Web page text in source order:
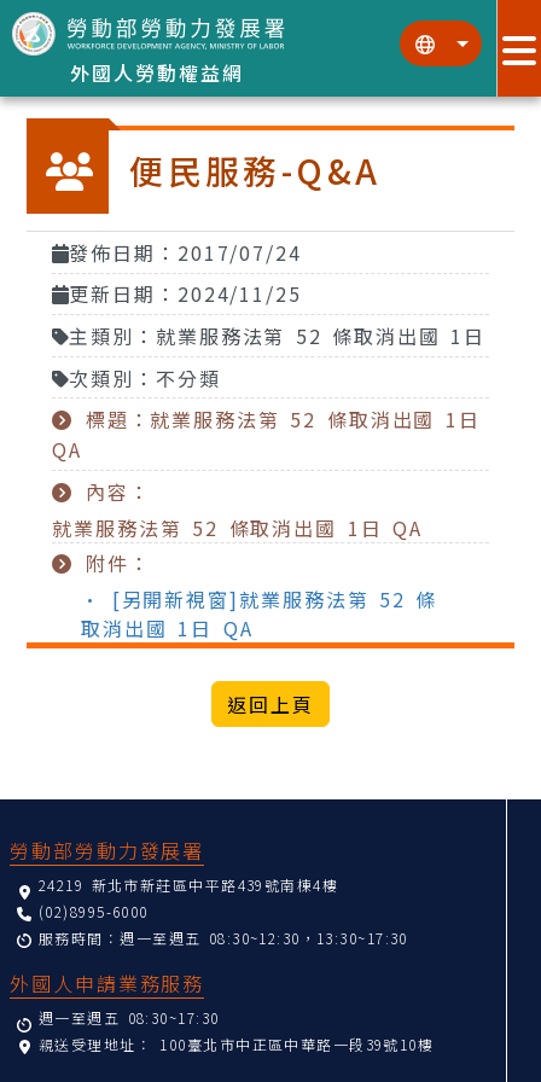
跳到主要內容區塊
外國人勞動權益網
::: :::
便民服務-Q&A
發佈日期：2017/07/24
更新日期：2024/11/25
主類別：就業服務法第 52 條取消出國 1日
次類別：不分類
標題：就業服務法第 52 條取消出國 1日
QA
內容：
就業服務法第 52 條取消出國 1日 QA
附件：
• [另開新視窗]就業服務法第 52 條
取消出國 1日 QA
勞動部勞動力發展署
24219 新北市新莊區中平路439號南棟4樓
(02)8995-6000
服務時間：週一至週五 08:30~12:30，13:30~17:30
外國人申請業務服務
週一至週五 08:30~17:30
親送受理地址： 100臺北市中正區中華路一段39號10樓